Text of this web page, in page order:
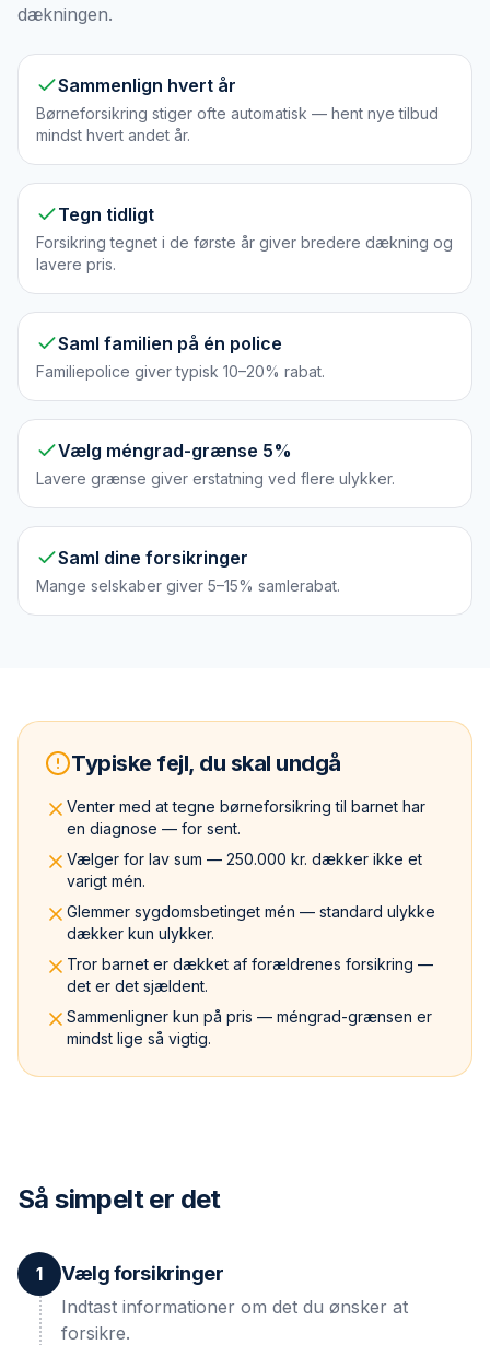
dækningen.
Sammenlign hvert år
Børneforsikring stiger ofte automatisk — hent nye tilbud
mindst hvert andet år.
Tegn tidligt
Forsikring tegnet i de første år giver bredere dækning og
lavere pris.
Saml familien på én police
Familiepolice giver typisk 10–20% rabat.
Vælg méngrad-grænse 5%
Lavere grænse giver erstatning ved flere ulykker.
Saml dine forsikringer
Mange selskaber giver 5–15% samlerabat.
Typiske fejl, du skal undgå
Venter med at tegne børneforsikring til barnet har
en diagnose — for sent.
Vælger for lav sum — 250.000 kr. dækker ikke et
varigt mén.
Glemmer sygdomsbetinget mén — standard ulykke
dækker kun ulykker.
Tror barnet er dækket af forældrenes forsikring —
det er det sjældent.
Sammenligner kun på pris — méngrad-grænsen er
mindst lige så vigtig.
Så simpelt er det
1 Vælg forsikringer
Indtast informationer om det du ønsker at
forsikre.